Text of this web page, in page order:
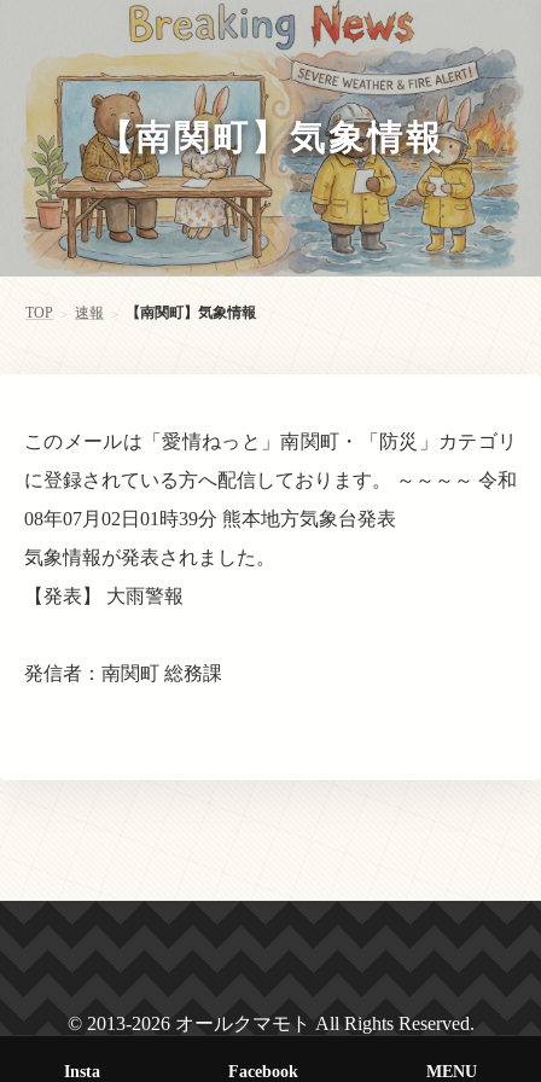
【南関町】気象情報
TOP > 速報 > 【南関町】気象情報
このメールは「愛情ねっと」南関町・「防災」カテゴリ
に登録されている方へ配信しております。 ～～～～ 令和
08年07月02日01時39分 熊本地方気象台発表
気象情報が発表されました。
【発表】 大雨警報
発信者：南関町 総務課
© 2013-2026 オールクマモト All Rights Reserved.
Insta Facebook MENU